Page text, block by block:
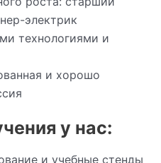
электрик
технологиями и
и хорошо
у нас:
и учебные стенды